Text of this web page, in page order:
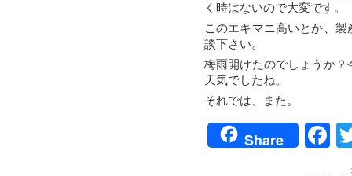
く時はないので大変です。
このエキマニ高いとか、
談下さい。
梅雨開けたのでしょうか
天気でしたね。
それでは、また。
Share